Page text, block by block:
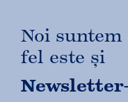
Noi
fel este și